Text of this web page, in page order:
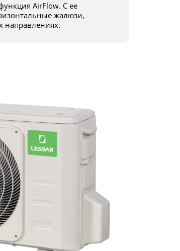
AirFlow. С ее
жалюзи,
направлениях.